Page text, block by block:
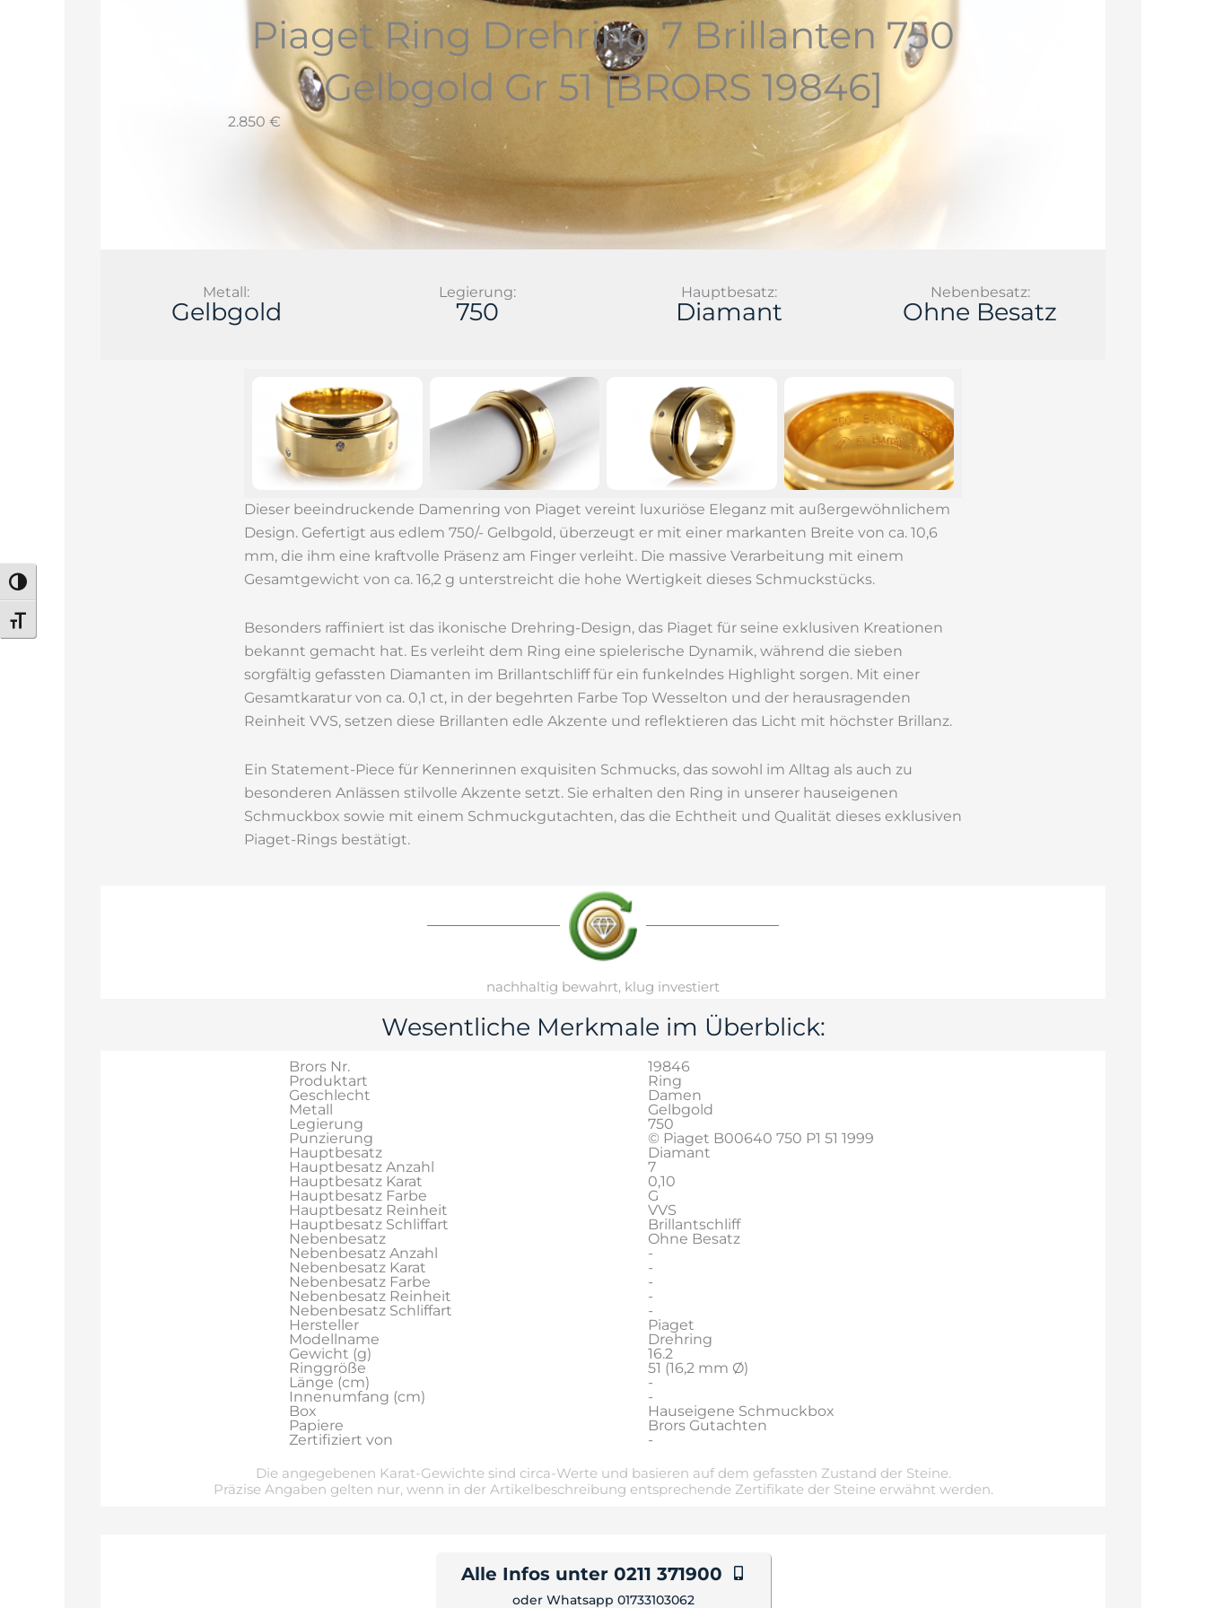
Umschalten auf hohe Kontraste
Schrift vergrößern
Piaget Ring Drehring 7 Brillanten 750
Gelbgold Gr 51 [BRORS 19846]
2.850 €
Metall:
Gelbgold
Legierung:
750
Hauptbesatz:
Diamant
Nebenbesatz:
Ohne Besatz
Dieser beeindruckende Damenring von Piaget vereint luxuriöse Eleganz mit außergewöhnlichem
Design. Gefertigt aus edlem 750/- Gelbgold, überzeugt er mit einer markanten Breite von ca. 10,6
mm, die ihm eine kraftvolle Präsenz am Finger verleiht. Die massive Verarbeitung mit einem
Gesamtgewicht von ca. 16,2 g unterstreicht die hohe Wertigkeit dieses Schmuckstücks.
Besonders raffiniert ist das ikonische Drehring-Design, das Piaget für seine exklusiven Kreationen
bekannt gemacht hat. Es verleiht dem Ring eine spielerische Dynamik, während die sieben
sorgfältig gefassten Diamanten im Brillantschliff für ein funkelndes Highlight sorgen. Mit einer
Gesamtkaratur von ca. 0,1 ct, in der begehrten Farbe Top Wesselton und der herausragenden
Reinheit VVS, setzen diese Brillanten edle Akzente und reflektieren das Licht mit höchster Brillanz.
Ein Statement-Piece für Kennerinnen exquisiten Schmucks, das sowohl im Alltag als auch zu
besonderen Anlässen stilvolle Akzente setzt. Sie erhalten den Ring in unserer hauseigenen
Schmuckbox sowie mit einem Schmuckgutachten, das die Echtheit und Qualität dieses exklusiven
Piaget-Rings bestätigt.
nachhaltig bewahrt, klug investiert
Wesentliche Merkmale im Überblick:
Brors Nr.
19846
Produktart
Ring
Geschlecht
Damen
Metall
Gelbgold
Legierung
750
Punzierung
© Piaget B00640 750 P1 51 1999
Hauptbesatz
Diamant
Hauptbesatz Anzahl
7
Hauptbesatz Karat
0,10
Hauptbesatz Farbe
G
Hauptbesatz Reinheit
VVS
Hauptbesatz Schliffart
Brillantschliff
Nebenbesatz
Ohne Besatz
Nebenbesatz Anzahl
-
Nebenbesatz Karat
-
Nebenbesatz Farbe
-
Nebenbesatz Reinheit
-
Nebenbesatz Schliffart
-
Hersteller
Piaget
Modellname
Drehring
Gewicht (g)
16.2
Ringgröße
51 (16,2 mm Ø)
Länge (cm)
-
Innenumfang (cm)
-
Box
Hauseigene Schmuckbox
Papiere
Brors Gutachten
Zertifiziert von
-
Die angegebenen Karat-Gewichte sind circa-Werte und basieren auf dem gefassten Zustand der Steine.
Präzise Angaben gelten nur, wenn in der Artikelbeschreibung entsprechende Zertifikate der Steine erwähnt werden.
Alle Infos unter 0211 371900
oder Whatsapp 01733103062